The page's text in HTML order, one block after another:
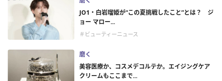
JO1・白岩瑠姫が“この夏挑戦したこと”とは？ ジ
ョー マロー...
＃ビューティーニュース
磨く
美容医療か、コスメデコルテか。エイジングケア
クリームもここまで...